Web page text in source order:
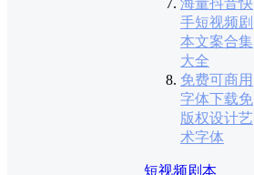
海量抖音快
手短视频剧
本文案合集
大全
免费可商用
字体下载免
版权设计艺
术字体
短视频剧本